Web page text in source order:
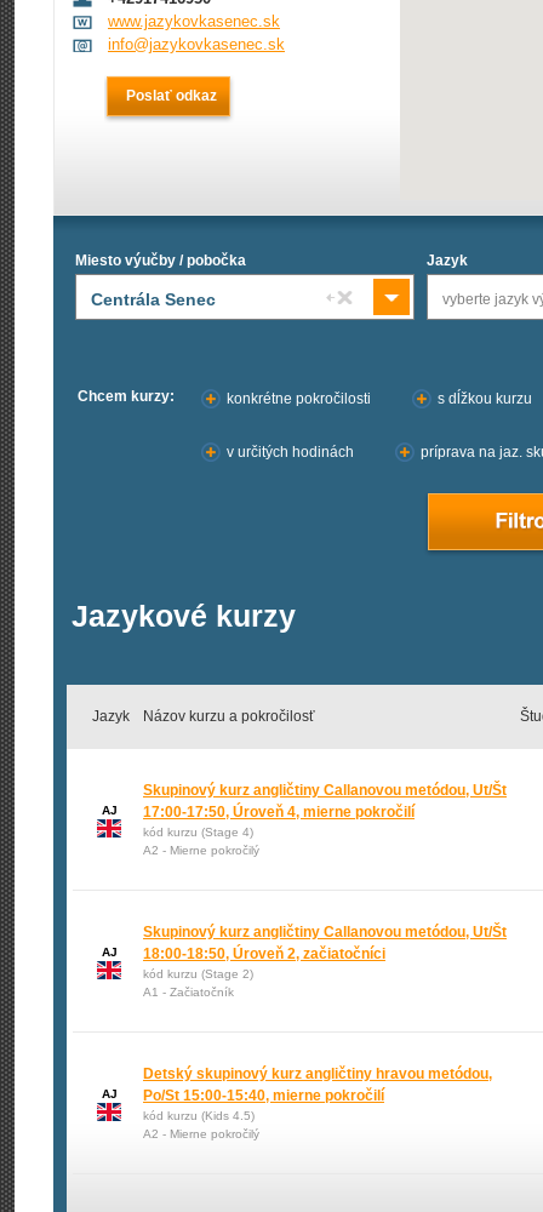
www.jazykovkasenec.sk
info@jazykovkasenec.sk
Poslať odkaz
Miesto výučby / pobočka
Centrála Senec
Jazyk
vyberte jazyk
Chcem kurzy: konkrétne pokročilosti s dĺžkou kurzu
v určitých hodinách príprava na jaz.
Jazykové kurzy
Jazyk Názov kurzu a pokročilosť
AJ
Skupinový kurz angličtiny Callanovou metódou, Ut/Št
17:00-17:50, Úroveň 4, mierne pokročilí
kód kurzu (Stage 4)
A2 - Mierne pokročilý
AJ
Skupinový kurz angličtiny Callanovou metódou, Ut/Št
18:00-18:50, Úroveň 2, začiatočníci
kód kurzu (Stage 2)
A1 - Začiatočník
AJ
Detský skupinový kurz angličtiny hravou metódou,
Po/St 15:00-15:40, mierne pokročilí
kód kurzu (Kids 4.5)
A2 - Mierne pokročilý